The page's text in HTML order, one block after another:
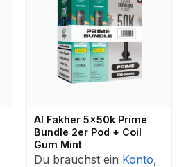
Al Fakher 5x50k Prime
Bundle 2er Pod + Coil
Gum Mint
Du brauchst ein Konto,